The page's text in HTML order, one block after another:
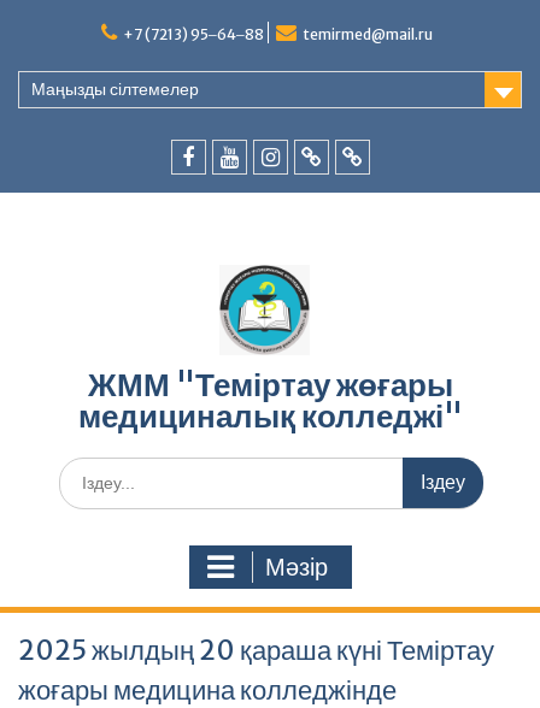
+7 (7213) 95‒64‒88 temirmed@mail.ru
Маңызды сілтемелер
ЖММ "Теміртау жөғары
медициналық колледжі"
Search
for:
Мәзір
2025 жылдың 20 қараша күні Теміртау
жоғары медицина колледжінде